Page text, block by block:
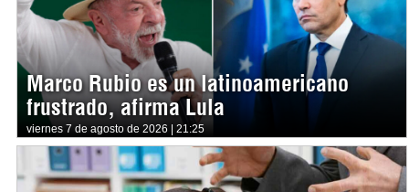
Marco Rubio es un latinoamericano
frustrado, afirma Lula
viernes 7 de agosto de 2026 | 21:25